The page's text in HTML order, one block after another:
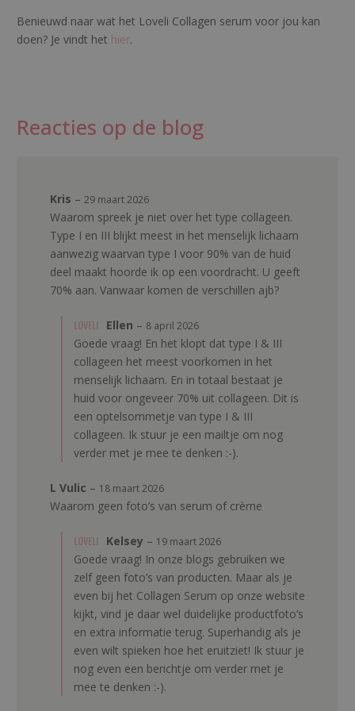
Benieuwd naar wat het Loveli Collagen serum voor jou kan
doen? Je vindt het hier.
Reacties op de blog
Kris – 29 maart 2026
Waarom spreek je niet over het type collageen.
Type I en III blijkt meest in het menselijk lichaam
aanwezig waarvan type I voor 90% van de huid
deel maakt hoorde ik op een voordracht. U geeft
70% aan. Vanwaar komen de verschillen ajb?
LOVELI Ellen – 8 april 2026
Goede vraag! En het klopt dat type I & III
collageen het meest voorkomen in het
menselijk lichaam. En in totaal bestaat je
huid voor ongeveer 70% uit collageen. Dit is
een optelsommetje van type I & III
collageen. Ik stuur je een mailtje om nog
verder met je mee te denken :-).
L Vulic – 18 maart 2026
Waarom geen foto’s van serum of crème
LOVELI Kelsey – 19 maart 2026
Goede vraag! In onze blogs gebruiken we
zelf geen foto’s van producten. Maar als je
even bij het Collagen Serum op onze website
kijkt, vind je daar wel duidelijke productfoto’s
en extra informatie terug. Superhandig als je
even wilt spieken hoe het eruitziet! Ik stuur je
nog even een berichtje om verder met je
mee te denken :-).